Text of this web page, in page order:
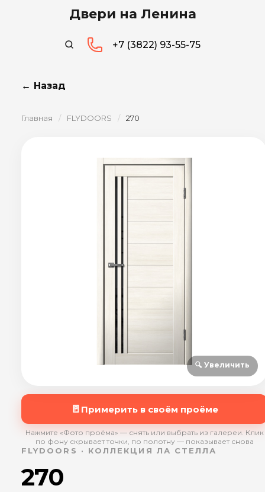
Двери на Ленина
+7 (3822) 93-55-75
← Назад
Главная / FLYDOORS / 270
🔍 Увеличить
🚪 Примерить в своём проёме
Нажмите «Фото проёма» — снять или выбрать из галереи. Клик
по фону скрывает точки, по полотну — показывает снова
FLYDOORS · КОЛЛЕКЦИЯ ЛА СТЕЛЛА
270